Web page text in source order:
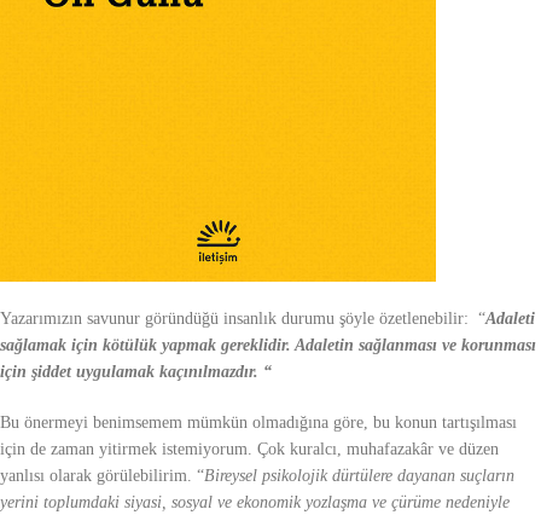
Yazarımızın savunur göründüğü insanlık durumu şöyle özetlenebilir: “Adaleti
sağlamak için kötülük yapmak gereklidir. Adaletin sağlanması ve korunması
için şiddet uygulamak kaçınılmazdır. “
Bu önermeyi benimsemem mümkün olmadığına göre, bu konun tartışılması
için de zaman yitirmek istemiyorum. Çok kuralcı, muhafazakâr ve düzen
yanlısı olarak görülebilirim. “Bireysel psikolojik dürtülere dayanan suçların
yerini toplumdaki siyasi, sosyal ve ekonomik yozlaşma ve çürüme nedeniyle